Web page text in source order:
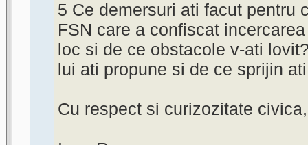
5 Ce demersuri ati facut pentru
FSN care a confiscat
loc si de ce obstacole v-ati
lui ati propune si de ce sprijin
Cu respect si curizozitate civica,